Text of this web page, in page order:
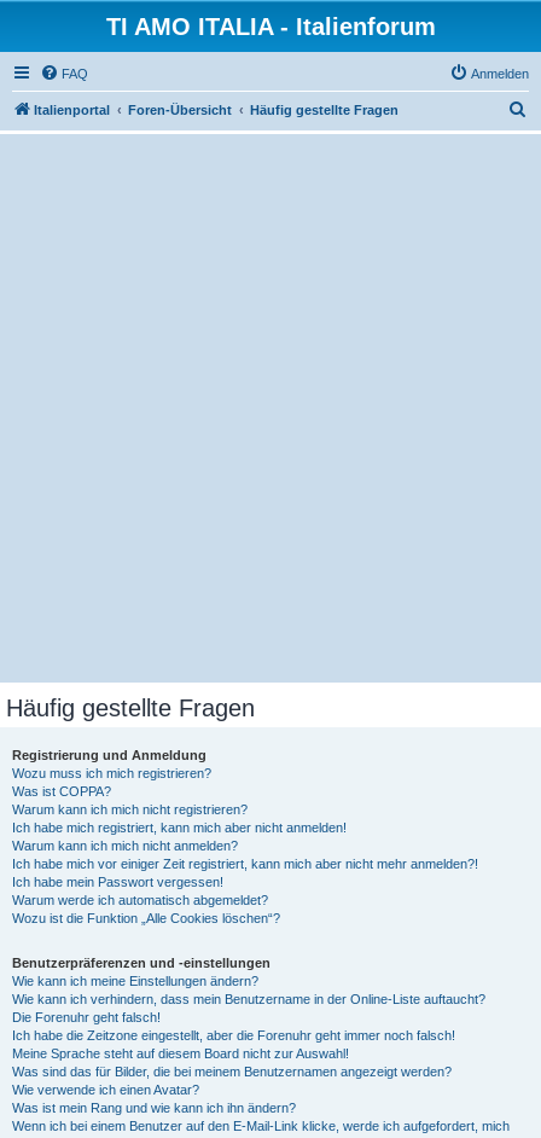
TI AMO ITALIA - Italienforum
FAQ Anmelden
Italienportal Foren-Übersicht Häufig gestellte Fragen
u
Häufig gestellte Fragen
Registrierung und Anmeldung
Wozu muss ich mich registrieren?
Was ist COPPA?
Warum kann ich mich nicht registrieren?
Ich habe mich registriert, kann mich aber nicht anmelden!
Warum kann ich mich nicht anmelden?
Ich habe mich vor einiger Zeit registriert, kann mich aber nicht mehr anmelden?!
Ich habe mein Passwort vergessen!
Warum werde ich automatisch abgemeldet?
Wozu ist die Funktion „Alle Cookies löschen“?
Benutzerpräferenzen und -einstellungen
Wie kann ich meine Einstellungen ändern?
Wie kann ich verhindern, dass mein Benutzername in der Online-Liste auftaucht?
Die Forenuhr geht falsch!
Ich habe die Zeitzone eingestellt, aber die Forenuhr geht immer noch falsch!
Meine Sprache steht auf diesem Board nicht zur Auswahl!
Was sind das für Bilder, die bei meinem Benutzernamen angezeigt werden?
Wie verwende ich einen Avatar?
Was ist mein Rang und wie kann ich ihn ändern?
Wenn ich bei einem Benutzer auf den E-Mail-Link klicke, werde ich aufgefordert, mich